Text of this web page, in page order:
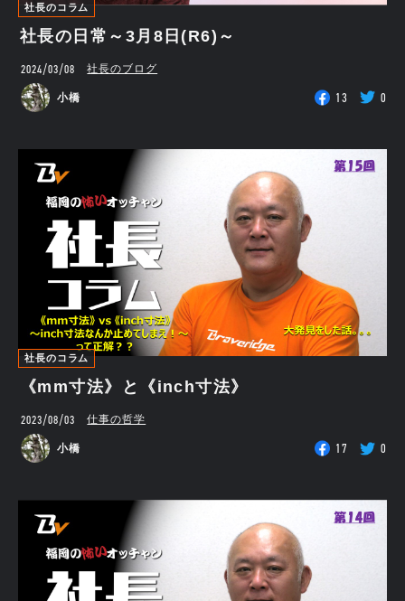
社長のコラム
社長の日常～3月8日(R6)～
2024/03/08 社長のブログ
小橋 13 0
社長のコラム
《mm寸法》と《inch寸法》
2023/08/03 仕事の哲学
小橋 17 0